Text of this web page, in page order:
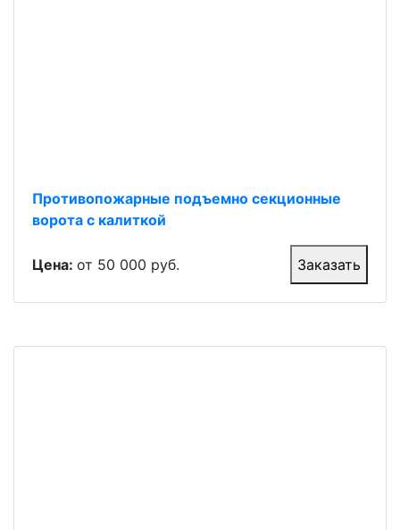
Противопожарные подъемно секционные
ворота с калиткой
Цена: от 50 000 руб. Заказать